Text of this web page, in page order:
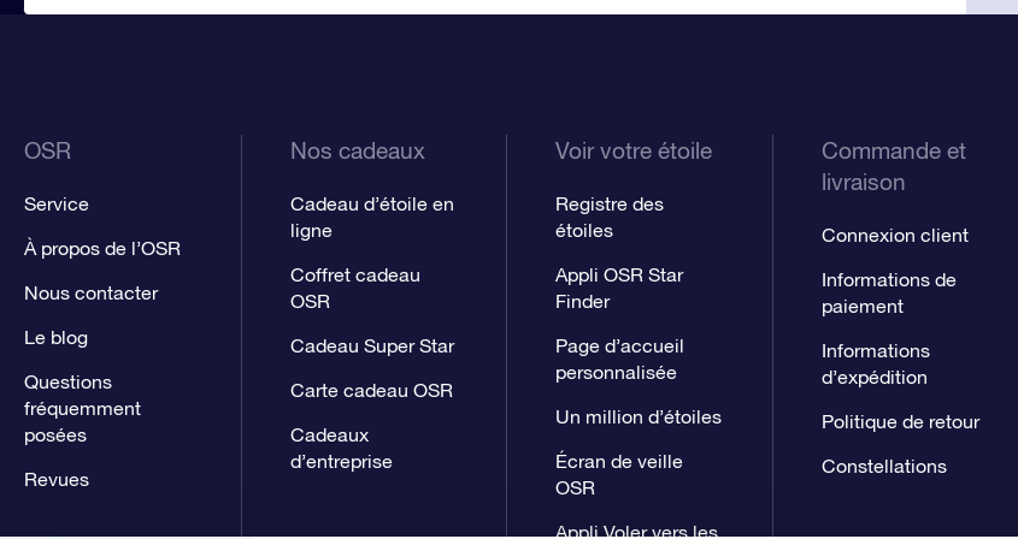
OSR
Service
À propos de l’OSR
Nous contacter
Le blog
Questions
fréquemment
posées
Revues
Nos cadeaux
Cadeau d’étoile en
ligne
Coffret cadeau
OSR
Cadeau Super Star
Carte cadeau OSR
Cadeaux
d’entreprise
Voir votre étoile
Registre des
étoiles
Appli OSR Star
Finder
Page d’accueil
personnalisée
Un million d’étoiles
Écran de veille
OSR
Appli Voler vers les
Commande et
livraison
Connexion client
Informations de
paiement
Informations
d’expédition
Politique de retour
Constellations